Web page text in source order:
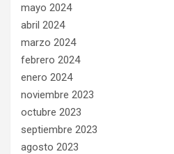
mayo 2024
abril 2024
marzo 2024
febrero 2024
enero 2024
noviembre 2023
octubre 2023
septiembre 2023
agosto 2023